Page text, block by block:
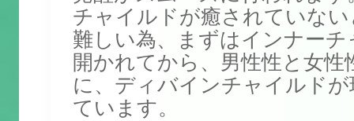
チャイルドが癒されていな
難しい為、まずはインナー
開かれてから、男性性と女性
に、ディバインチャイルド
ています。